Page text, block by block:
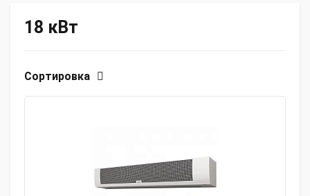
18 кВт
Сортировка